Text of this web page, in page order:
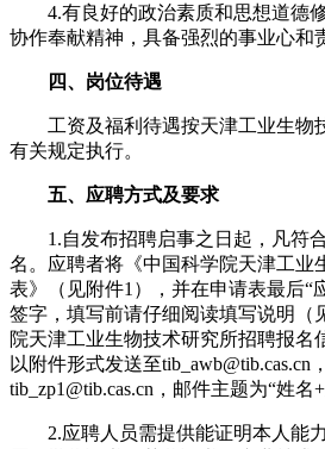
4.有良好的政治素质和思想道德修
协作奉献精神，具备强烈的事业心和
四、岗位待遇
工资及福利待遇按天津工业生物
有关规定执行。
五、应聘方式及要求
1.自发布招聘启事之日起，凡符
名。应聘者将《中国科学院天津工业
表》（见附件1），并在申请表最后“
签字，填写前请仔细阅读填写说明（
院天津工业生物技术研究所招聘报名
以附件形式发送至tib_awb@tib.cas.cn
tib_zp1@tib.cas.cn，邮件主题为“姓名
2.应聘人员需提供能证明本人能